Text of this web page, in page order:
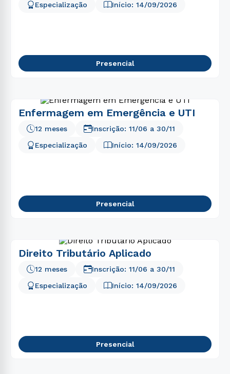
Especialização
Início: 14/09/2026
Presencial
Enfermagem em Emergência e UTI
Especialização Início: 14/09/2026
12 meses Inscrição: 11/06 a 30/11
Presencial
Direito Tributário Aplicado
Especialização
12 meses
Início: 14/09/2026
Inscrição: 11/06 a 30/11
Presencial